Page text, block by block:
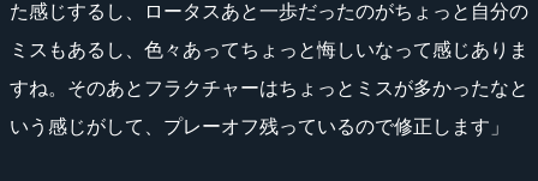
た感じするし、ロータスあと一歩だったのがちょっと自分の
ミスもあるし、色々あってちょっと悔しいなって感じありま
すね。そのあとフラクチャーはちょっとミスが多かったなと
いう感じがして、プレーオフ残っているので修正します」